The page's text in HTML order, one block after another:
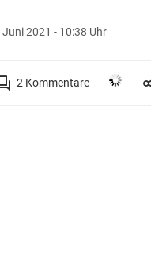
Juni 2021 - 10:38 Uhr
2 Kommentare